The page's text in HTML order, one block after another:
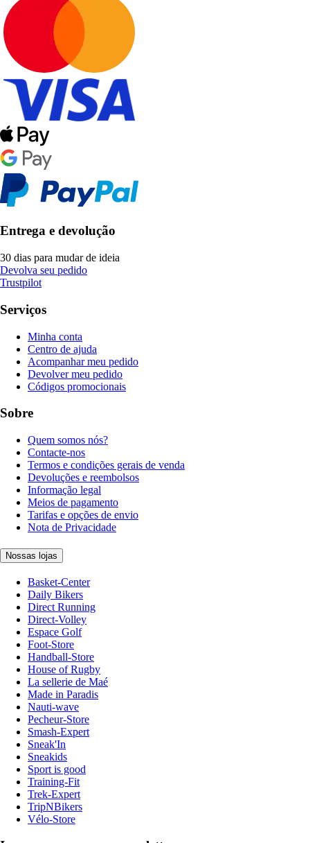
Entrega e devolução
30 dias para mudar de ideia
Devolva seu pedido
Trustpilot
Serviços
Minha conta
Centro de ajuda
Acompanhar meu pedido
Devolver meu pedido
Códigos promocionais
Sobre
Quem somos nós?
Contacte-nos
Termos e condições gerais de venda
Devoluções e reembolsos
Informação legal
Meios de pagamento
Tarifas e opções de envio
Nota de Privacidade
Nossas lojas
Basket-Center
Daily Bikers
Direct Running
Direct-Volley
Espace Golf
Foot-Store
Handball-Store
House of Rugby
La sellerie de Maé
Made in Paradis
Nauti-wave
Pecheur-Store
Smash-Expert
Sneak'In
Sneakids
Sport is good
Training-Fit
Trek-Expert
TripNBikers
Vélo-Store